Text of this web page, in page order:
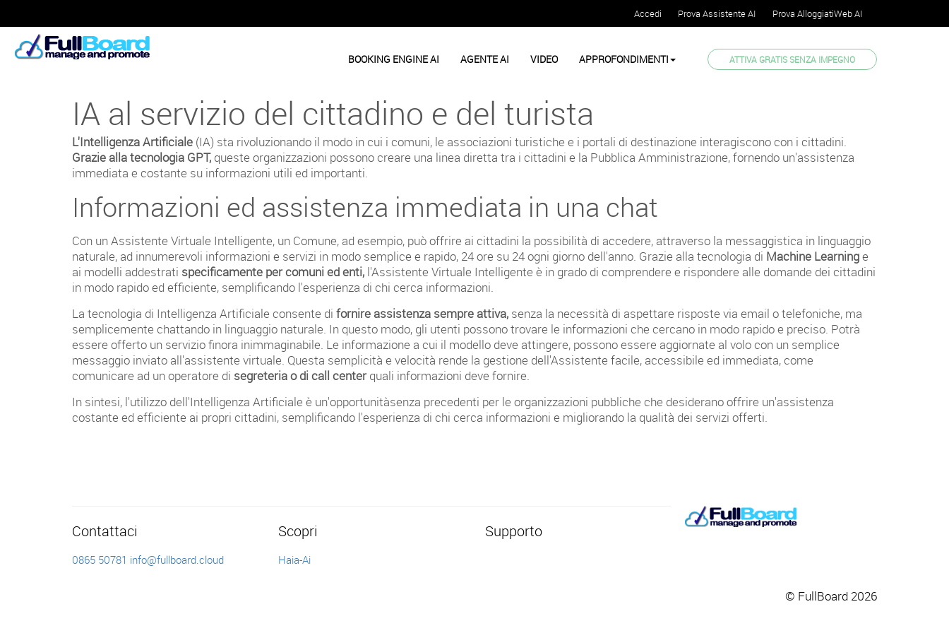
Accedi Prova Assistente AI Prova AlloggiatiWeb AI
BOOKING ENGINE AI AGENTE AI VIDEO APPROFONDIMENTI ATTIVA GRATIS SENZA IMPEGNO
IA al servizio del cittadino e del turista
L'Intelligenza Artificiale (IA) sta rivoluzionando il modo in cui i comuni, le associazioni turistiche e i portali di destinazione interagiscono con i cittadini.
Grazie alla tecnologia GPT, queste organizzazioni possono creare una linea diretta tra i cittadini e la Pubblica Amministrazione, fornendo un'assistenza
immediata e costante su informazioni utili ed importanti.
Informazioni ed assistenza immediata in una chat
Con un Assistente Virtuale Intelligente, un Comune, ad esempio, può offrire ai cittadini la possibilità di accedere, attraverso la messaggistica in linguaggio
naturale, ad innumerevoli informazioni e servizi in modo semplice e rapido, 24 ore su 24 ogni giorno dell'anno. Grazie alla tecnologia di Machine Learninge
ai modelli addestrati specificamente per comuni ed enti, l'Assistente Virtuale Intelligente è in grado di comprendere e rispondere alle domande dei cittadini
in modo rapido ed efficiente, semplificando l'esperienza di chi cerca informazioni.
La tecnologia di Intelligenza Artificiale consente di fornire assistenza sempre attiva, senza la necessità di aspettare risposte via email o telefoniche, ma
semplicemente chattando in linguaggio naturale. In questo modo, gli utenti possono trovare le informazioni che cercano in modo rapido e preciso. Potrà
essere offerto un servizio finora inimmaginabile. Le informazione a cui il modello deve attingere, possono essere aggiornate al volo con un semplice
messaggio inviato all'assistente virtuale. Questa semplicità e velocità rende la gestione dell'Assistente facile, accessibile ed immediata, come
comunicare ad un operatore di segreteria o di call centerquali informazioni deve fornire.
In sintesi, l'utilizzo dell'Intelligenza Artificiale è un'opportunitàsenza precedenti per le organizzazioni pubbliche che desiderano offrire un'assistenza
costante ed efficiente ai propri cittadini, semplificando l'esperienza di chi cerca informazioni e migliorando la qualità dei servizi offerti.
Contattaci
0865 50781 info@fullboard.cloud
Scopri
Haia-Ai
Supporto
© FullBoard 2026